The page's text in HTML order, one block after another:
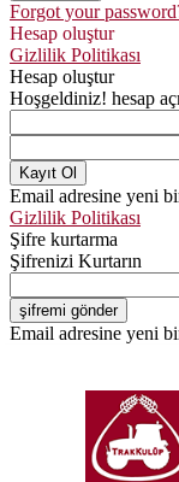
Forgot your
Hesap oluştur
Gizlilik Politikası
Hesap oluştur
Hoşgeldiniz! hesap
Email adresine yeni
Gizlilik Politikası
Şifre kurtarma
Şifrenizi Kurtarın
Email adresine yeni